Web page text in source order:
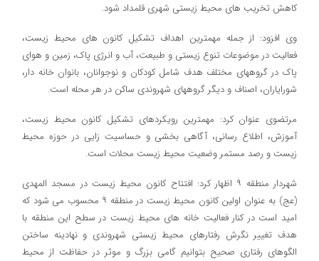
کاهش تخریب های محیط زیستی شهری قلمداد شود.
وی افزود: از جمله مهمترین اهداف تشکیل کانون های محیط زیست،
فعالیت در موضوعات تنوع زیستی و طبیعت، آب و انرژی پاک، زمین و هوای
پاک در گروههای مختلف هدف شامل کودکان و نوجوانان، بانوان خانه دار،
شورایاران، اصناف و دیگر گروههای شهروندی ساکن در هر محله است.
مرتضوی عنوان کرد: مهمترین رویکردهای تشکیل کانون محیط زیست،
آموزش، اطلاع رسانی، آگاهی بخشی و حساسیت زایی در حوزه محیط
زیست و رصد مستمر وضعیت محیط زیست محلات است.
شهردار منطقه ۹ اظهار کرد: افتتاح کانون محیط زیست در مسجد المهدی
(عج) به عنوان اولین کانون محیط زیست در منطقه ۹ محسوب می شود که
امید است در کنار فعالیت خانه های محیط زیست در سطح این منطقه با
هدف تغییر نگرش رفتارهای محیط زیستی شهروندی و نهادینه ساختن
الگوهای رفتاری صحیح بتوانیم گامی بزرگ و موثر در حفاظت از محیط